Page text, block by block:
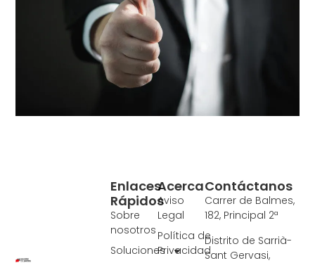
Acerca
Aviso
Legal
Política de
Privacidad
Enlaces
Rápidos
Sobre
nosotros
Soluciones
Contáctanos
Carrer de Balmes,
182, Principal 2ª
Distrito de Sarrià-
Sant Gervasi,